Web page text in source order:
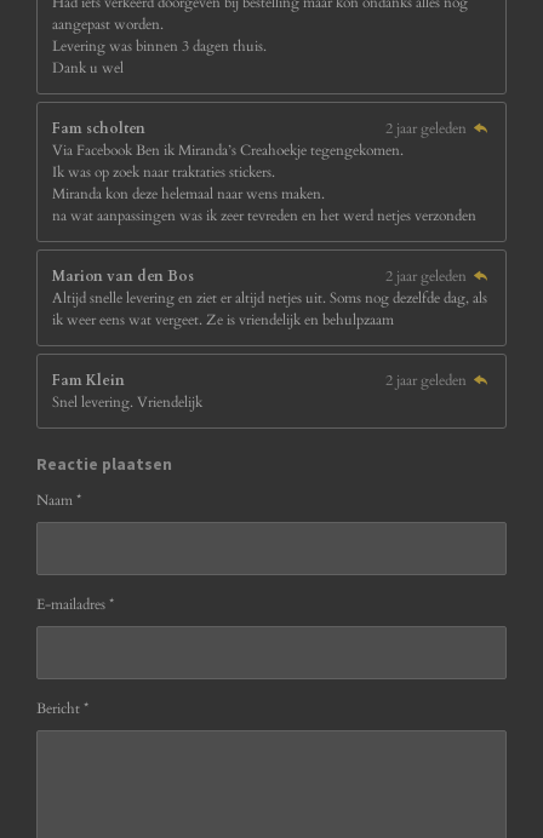
aangepast worden.
Levering was binnen 3 dagen thuis.
Dank u wel
Fam scholten
2 jaar geleden
Via Facebook Ben ik Miranda’s Creahoekje tegengekomen.
Ik was op zoek naar traktaties stickers.
Miranda kon deze helemaal naar wens maken.
na wat aanpassingen was ik zeer tevreden en het werd netjes verzonden
Marion van den Bos
2 jaar geleden
Altijd snelle levering en ziet er altijd netjes uit. Soms nog dezelfde dag, als
ik weer eens wat vergeet. Ze is vriendelijk en behulpzaam
Fam Klein
2 jaar geleden
Snel levering. Vriendelijk
Reactie plaatsen
Naam *
E-mailadres *
Bericht *